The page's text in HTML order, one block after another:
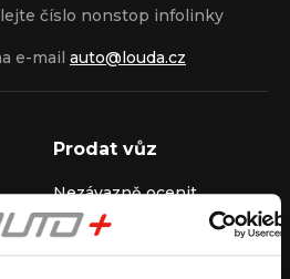
číslo nonstop infolinky
e-mail auto@louda.cz
Prodat vůz
Nezávazně ocenit
Průběh výkupu vozu